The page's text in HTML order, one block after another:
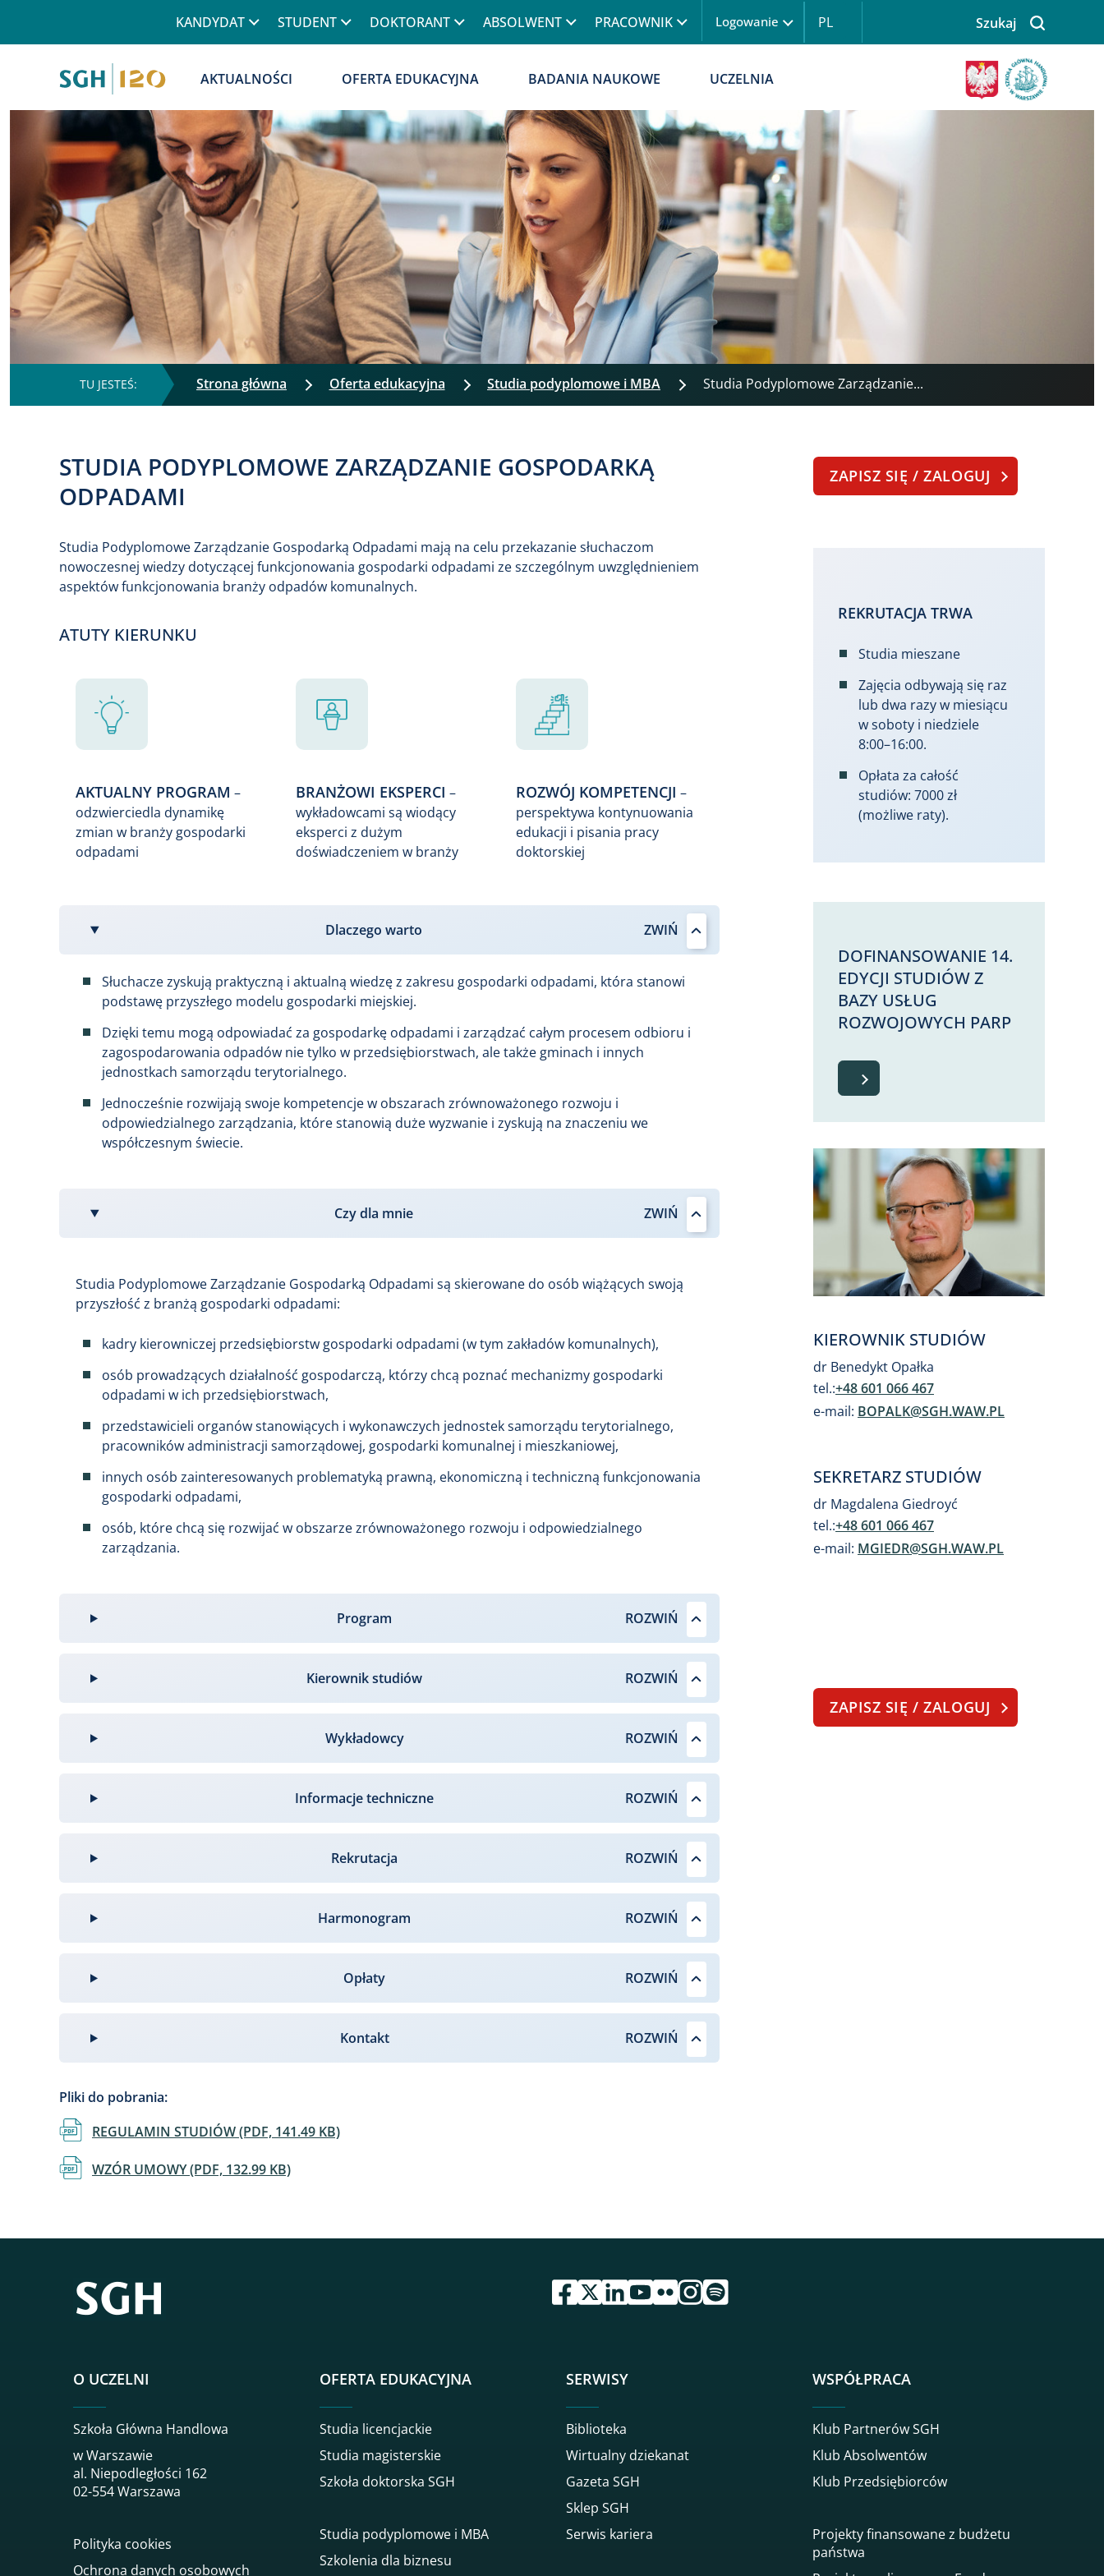
KANDYDAT STUDENT DOKTORANT ABSOLWENT PRACOWNIK Menu logowanie
Logowanie PL
Szukaj
AKTUALNOŚCI
OFERTA EDUKACYJNA BADANIA NAUKOWE UCZELNIA
Obraz
Strona główna Oferta edukacyjna Studia podyplomowe i MBA Studia Podyplomowe Zarządzanie...
STUDIA PODYPLOMOWE ZARZĄDZANIE GOSPODARKĄ
ODPADAMI
Studia Podyplomowe Zarządzanie Gospodarką Odpadami mają na celu przekazanie słuchaczom
nowoczesnej wiedzy dotyczącej funkcjonowania gospodarki odpadami ze szczególnym uwzględnieniem
aspektów funkcjonowania branży odpadów komunalnych.
ATUTY KIERUNKU
AKTUALNY PROGRAM –
odzwierciedla dynamikę
zmian w branży gospodarki
odpadami
BRANŻOWI EKSPERCI –
wykładowcami są wiodący
eksperci z dużym
doświadczeniem w branży
ROZWÓJ KOMPETENCJI –
perspektywa kontynuowania
edukacji i pisania pracy
doktorskiej
Dlaczego warto
Słuchacze zyskują praktyczną i aktualną wiedzę z zakresu gospodarki odpadami, która stanowi
podstawę przyszłego modelu gospodarki miejskiej.
Dzięki temu mogą odpowiadać za gospodarkę odpadami i zarządzać całym procesem odbioru i
zagospodarowania odpadów nie tylko w przedsiębiorstwach, ale także gminach i innych
jednostkach samorządu terytorialnego.
Jednocześnie rozwijają swoje kompetencje w obszarach zrównoważonego rozwoju i
odpowiedzialnego zarządzania, które stanowią duże wyzwanie i zyskują na znaczeniu we
współczesnym świecie.
Czy dla mnie
Studia Podyplomowe Zarządzanie Gospodarką Odpadami są skierowane do osób wiążących swoją
przyszłość z branżą gospodarki odpadami:
kadry kierowniczej przedsiębiorstw gospodarki odpadami (w tym zakładów komunalnych),
osób prowadzących działalność gospodarczą, którzy chcą poznać mechanizmy gospodarki
odpadami w ich przedsiębiorstwach,
przedstawicieli organów stanowiących i wykonawczych jednostek samorządu terytorialnego,
pracowników administracji samorządowej, gospodarki komunalnej i mieszkaniowej,
innych osób zainteresowanych problematyką prawną, ekonomiczną i techniczną funkcjonowania
gospodarki odpadami,
osób, które chcą się rozwijać w obszarze zrównoważonego rozwoju i odpowiedzialnego
zarządzania.
Program
Kierownik studiów
Wykładowcy
Informacje techniczne
Rekrutacja
Harmonogram
Opłaty
Kontakt
Pliki do pobrania:
DokumentREGULAMIN STUDIÓW (PDF, 141.49 KB)
DokumentWZÓR UMOWY (PDF, 132.99 KB)
ZAPISZ SIĘ / ZALOGUJ
REKRUTACJA TRWA
Studia mieszane
Zajęcia odbywają się raz
lub dwa razy w miesiącu
w soboty i niedziele
8:00–16:00.
Opłata za całość
studiów: 7000 zł
(możliwe raty).
DOFINANSOWANIE 14.
EDYCJI STUDIÓW Z
BAZY USŁUG
ROZWOJOWYCH PARP
KIEROWNIK STUDIÓW
dr Benedykt Opałka
tel.:+48 601 066 467
e-mail: BOPALK@SGH.WAW.PL
SEKRETARZ STUDIÓW
dr Magdalena Giedroyć
tel.:+48 601 066 467
e-mail: MGIEDR@SGH.WAW.PL
ZAPISZ SIĘ / ZALOGUJ
przejdź do serwisu facebook sgh
przejdź do serwisu twitter sgh
przejdź do serwisu linkedin sgh
przejdź do serwisu youtube sgh
przejdź do serwisu flickr sgh
przejdź do serwisu instagram sgh
przejdź do serwisu spotify sgh
O UCZELNI
Szkoła Główna Handlowa
w Warszawie
al. Niepodległości 162
02-554 Warszawa
Polityka cookies
Ochrona danych osobowych
OFERTA EDUKACYJNA
Studia licencjackie
Studia magisterskie
Szkoła doktorska SGH
Studia podyplomowe i MBA
Szkolenia dla biznesu
SERWISY
Biblioteka
Wirtualny dziekanat
Gazeta SGH
Sklep SGH
Serwis kariera
WSPÓŁPRACA
Klub Partnerów SGH
Klub Absolwentów
Klub Przedsiębiorców
Projekty finansowane z budżetu
państwa